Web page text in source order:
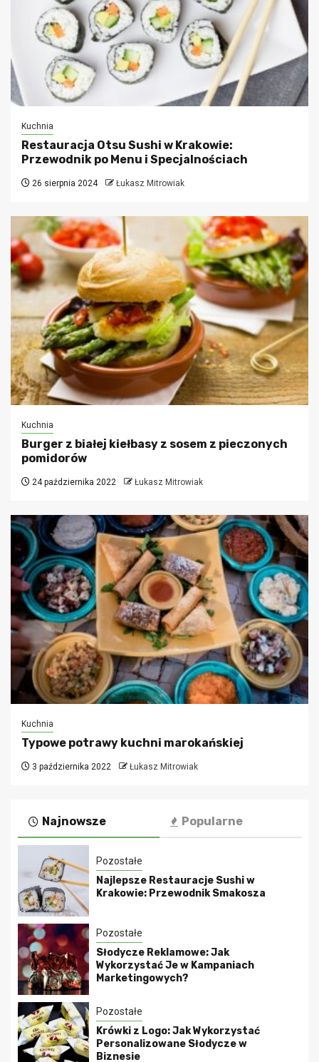
Kuchnia
Restauracja Otsu Sushi w Krakowie:
Przewodnik po Menu i Specjalnościach
26 sierpnia 2024 Łukasz Mitrowiak
Kuchnia
Burger z białej kiełbasy z sosem z pieczonych
pomidorów
24 października 2022 Łukasz Mitrowiak
Kuchnia
Typowe potrawy kuchni marokańskiej
3 października 2022 Łukasz Mitrowiak
Najnowsze Popularne
Pozostałe
Najlepsze Restauracje Sushi w
Krakowie: Przewodnik Smakosza
Pozostałe
Słodycze Reklamowe: Jak
Wykorzystać Je w Kampaniach
Marketingowych?
Pozostałe
Krówki z Logo: Jak Wykorzystać
Personalizowane Słodycze w
Biznesie